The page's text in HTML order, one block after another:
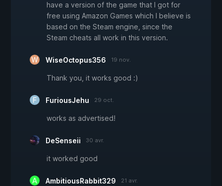
have a version of the game that I got for
free using Amazon Games which I believe is
based on the Steam engine, since the
Steam cheats all work in this version.
WiseOctopus356 19 nov.
Thank you, it works good :)
FuriousJehu 29 oct.
works as advertised!
DeSenseii 30 avr.
it worked good
AmbitiousRabbit329 21 avr.